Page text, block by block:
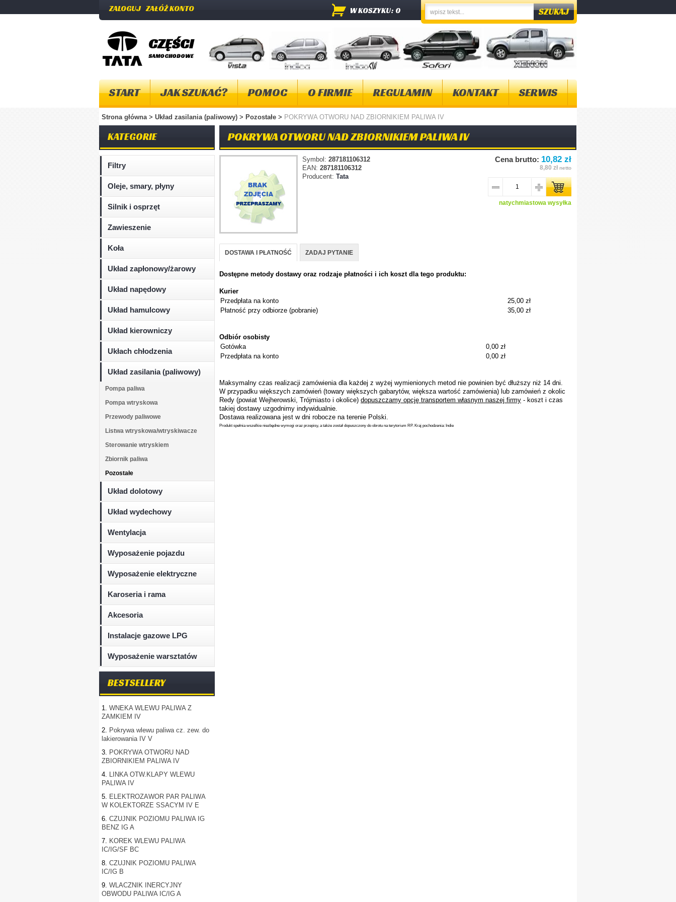
ZALOGUJ ZAŁÓŻ KONTO W KOSZYKU: 0
CZĘŚCI
SAMOCHODOWE
START JAK SZUKAĆ? POMOC O FIRMIE REGULAMIN KONTAKT SERWIS
Strona główna> Układ zasilania (paliwowy) > Pozostałe > POKRYWA OTWORU NAD ZBIORNIKIEM PALIWA IV
KATEGORIE
Filtry
Oleje, smary, płyny
Silnik i osprzęt
Zawieszenie
Koła
Układ zapłonowy/żarowy
Układ napędowy
Układ hamulcowy
Układ kierowniczy
Ukłach chłodzenia
Układ zasilania (paliwowy)
Pompa paliwa
Pompa wtryskowa
Przewody paliwowe
Listwa wtryskowa/wtryskiwacze
Sterowanie wtryskiem
Zbiornik paliwa
Pozostałe
Układ dolotowy
Układ wydechowy
Wentylacja
Wyposażenie pojazdu
Wyposażenie elektryczne
Karoseria i rama
Akcesoria
Instalacje gazowe LPG
Wyposażenie warsztatów
BESTSELLERY
1. WNEKA WLEWU PALIWA Z
ZAMKIEM IV
2. Pokrywa wlewu paliwa cz. zew. do
lakierowania IV V
3. POKRYWA OTWORU NAD
ZBIORNIKIEM PALIWA IV
4. LINKA OTW.KLAPY WLEWU
PALIWA IV
5. ELEKTROZAWOR PAR PALIWA
W KOLEKTORZE SSACYM IV E
6. CZUJNIK POZIOMU PALIWA IG
BENZ IG A
7. KOREK WLEWU PALIWA
IC/IG/SF BC
8. CZUJNIK POZIOMU PALIWA
IC/IG B
9. WLACZNIK INERCYJNY
OBWODU PALIWA IC/IG A
POKRYWA OTWORU NAD ZBIORNIKIEM PALIWA IV
Symbol: 287181106312
EAN: 287181106312
Producent: Tata
Cena brutto: 10,82 zł
8,80 zł netto
natychmiastowa wysyłka
DOSTAWA I PŁATNOŚĆ ZADAJ PYTANIE
Dostępne metody dostawy oraz rodzaje płatności i ich koszt dla tego produktu:
Kurier
Przedpłata na konto
25,00 zł
Płatność przy odbiorze (pobranie)
35,00 zł
Odbiór osobisty
Gotówka
0,00 zł
Przedpłata na konto
0,00 zł
Maksymalny czas realizacji zamówienia dla każdej z wyżej wymienionych metod nie powinien być dłuższy niż 14 dni.
W przypadku większych zamówień (towary większych gabarytów, większa wartość zamówienia) lub zamówień z okolic
Redy (powiat Wejherowski, Trójmiasto i okolice) dopuszczamy opcję transportem własnym naszej firmy - koszt i czas
takiej dostawy uzgodnimy indywidualnie.
Dostawa realizowana jest w dni robocze na terenie Polski.
Produkt spełnia wszelkie niezbędne wymogi oraz przepisy, a także został dopuszczony do obrotu na terytorium RP. Kraj pochodzenia: Indie